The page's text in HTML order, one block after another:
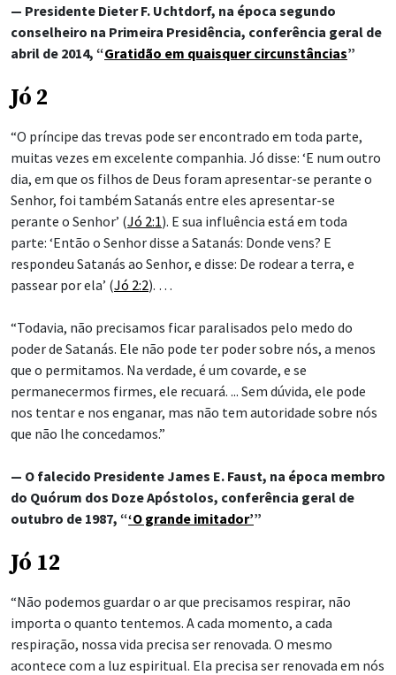
— Presidente Dieter F. Uchtdorf, na época segundo
conselheiro na Primeira Presidência, conferência geral de
abril de 2014, “Gratidão em quaisquer circunstâncias”
Jó 2
“O príncipe das trevas pode ser encontrado em toda parte,
muitas vezes em excelente companhia. Jó disse: ‘E num outro
dia, em que os filhos de Deus foram apresentar-se perante o
Senhor, foi também Satanás entre eles apresentar-se
perante o Senhor’ (Jó 2:1). E sua influência está em toda
parte: ‘Então o Senhor disse a Satanás: Donde vens? E
respondeu Satanás ao Senhor, e disse: De rodear a terra, e
passear por ela’ (Jó 2:2). …
“Todavia, não precisamos ficar paralisados pelo medo do
poder de Satanás. Ele não pode ter poder sobre nós, a menos
que o permitamos. Na verdade, é um covarde, e se
permanecermos firmes, ele recuará. ... Sem dúvida, ele pode
nos tentar e nos enganar, mas não tem autoridade sobre nós
que não lhe concedamos.”
— O falecido Presidente James E. Faust, na época membro
do Quórum dos Doze Apóstolos, conferência geral de
outubro de 1987, “‘O grande imitador’”
Jó 12
“Não podemos guardar o ar que precisamos respirar, não
importa o quanto tentemos. A cada momento, a cada
respiração, nossa vida precisa ser renovada. O mesmo
acontece com a luz espiritual. Ela precisa ser renovada em nós